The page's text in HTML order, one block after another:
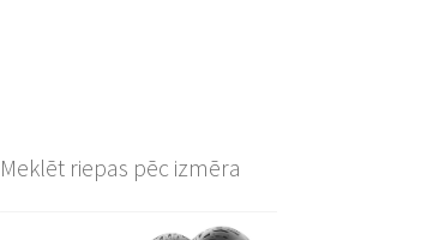
Meklēt riepas pēc izmēra